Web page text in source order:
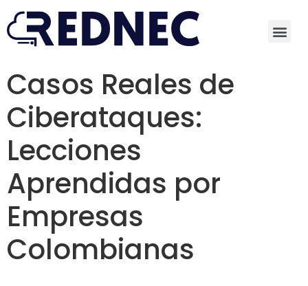
Casos Reales de
Ciberataques:
Lecciones
Aprendidas por
Empresas
Colombianas